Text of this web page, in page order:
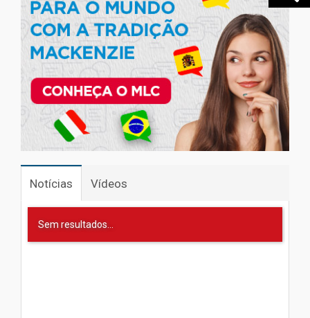
Notícias Vídeos
Sem resultados...